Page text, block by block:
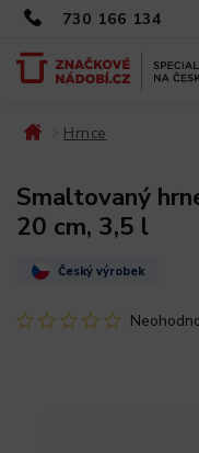
730 166 134
Hrnce
Smaltovaný
20 cm, 3,5 l
Český výrobek